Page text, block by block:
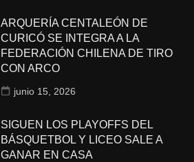
ARQUERÍA CENTALEÓN DE
CURICÓ SE INTEGRA A LA
FEDERACIÓN CHILENA DE TIRO
CON ARCO
junio 15, 2026
SIGUEN LOS PLAYOFFS DEL
BÁSQUETBOL Y LICEO SALE A
GANAR EN CASA